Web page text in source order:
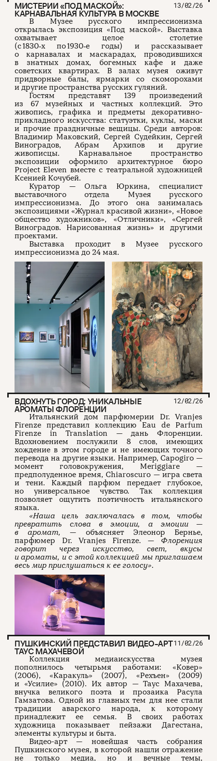
МИСТЕРИИ «ПОД МАСКОЙ»:
КАРНАВАЛЬНАЯ КУЛЬТУРА В МОСКВЕ
13/02/26
В Музее русского импрессионизма
открылась экспозиция «Под маской». Выставка
охватывает целое столетие
(с 1830‑х по 1930‑е годы) и рассказывает
о карнавалах и маскарадах, проводившихся
в знатных домах, богемных кафе и даже
советских квартирах. В залах музея оживут
придворные балы, ярмарки со скоморохами
и другие пространства русских гуляний.
Гостям представят 139 произведений
из 67 музейных и частных коллекций. Это
живопись, графика и предметы декоративно-
прикладного искусства: статуэтки, куклы, маски
и прочие праздничные вещицы. Среди авторов:
Владимир Маковский, Сергей Судейкин, Сергей
Виноградов, Абрам Архипов и другие
живописцы. Карнавальное пространство
экспозиции оформило архитектурное бюро
Project Eleven вместе с театральной художницей
Ксенией Кочубей.
Куратор — Ольга Юркина, специалист
выставочного отдела Музея русского
импрессионизма. До этого она занималась
экспозициями «Журнал красивой жизни», «Новое
общество художников», «Отличники», «Сергей
Виноградов. Нарисованная жизнь» и другими
проектами.
Выставка проходит в Музее русского
импрессионизма до 24 мая.
ВДОХНУТЬ ГОРОД: УНИКАЛЬНЫЕ
АРОМАТЫ ФЛОРЕНЦИИ
12/02/26
Итальянский дом парфюмерии Dr. Vranjes
Firenze представил коллекцию Eau de Parfum
Firenze in Translation — дань Флоренции.
Вдохновением послужили 8 слов, имеющих
хождение в этом городе и не имеющих точного
перевода на другие языки. Например, Capogiro —
момент головокружения, Meriggiare —
предполуденное время, Chiaroscuro — игра света
и тени. Каждый парфюм передает глубокое,
но универсальное чувство. Так коллекция
позволяет ощутить поэтичность итальянского
языка.
«Наша цель заключалась в том, чтобы
превратить слова в эмоции, а эмоции —
в аромат, — объясняет Элеонор Бернье,
парфюмер Dr. Vranjes Firenze. — Флоренция
говорит через искусство, свет, вкусы
и ароматы, и с этой коллекцией мы приглашаем
весь мир прислушаться к ее голосу».
ПУШКИНСКИЙ ПРЕДСТАВИЛ ВИДЕО-АРТ
ТАУС МАХАЧЕВОЙ
11/02/26
Коллекция медиаискусства музея
пополнилось четырьмя работами: «Ковер»
(2006), «Каракуль» (2007), «Рехъен» (2009)
и «Усилие» (2010). Их автор — Таус Махачева,
внучка великого поэта и прозаика Расула
Гамзатова. Одной из главных тем для нее стали
традиции аварского народа, к которому
принадлежит ее семья. В своих работах
художница показывает пейзажи Дагестана,
элементы культуры и быта.
Видео-арт — новейшая часть собрания
Пушкинского музея, в которой нашли отражение
не только медиа, но и вечные темы,